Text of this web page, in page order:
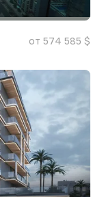
от 574 585 $